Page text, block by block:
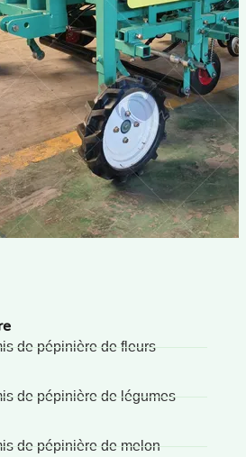
de pépinière de fleurs
de pépinière de légumes
de pépinière de melon